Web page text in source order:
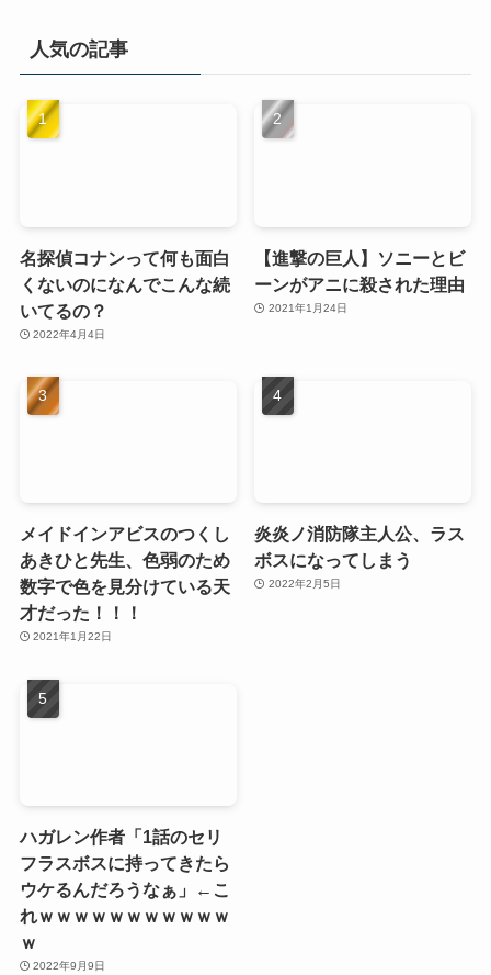
人気の記事
名探偵コナンって何も面白
くないのになんでこんな続
いてるの？
2022年4月4日
【進撃の巨人】ソニーとビ
ーンがアニに殺された理由
2021年1月24日
メイドインアビスのつくし
あきひと先生、色弱のため
数字で色を見分けている天
才だった！！！
2021年1月22日
炎炎ノ消防隊主人公、ラス
ボスになってしまう
2022年2月5日
ハガレン作者「1話のセリ
フラスボスに持ってきたら
ウケるんだろうなぁ」←こ
れｗｗｗｗｗｗｗｗｗｗｗ
ｗ
2022年9月9日